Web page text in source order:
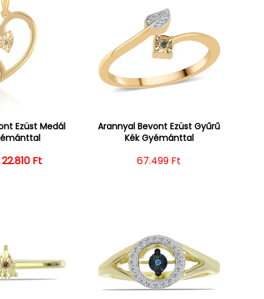
Ezüst Medál
Normál ár
Kedvezményes ár
22.810 Ft
Arannyal Bevont Ezüst Gyűrű
Kék Gyémánttal
Normál ár
67.499 Ft